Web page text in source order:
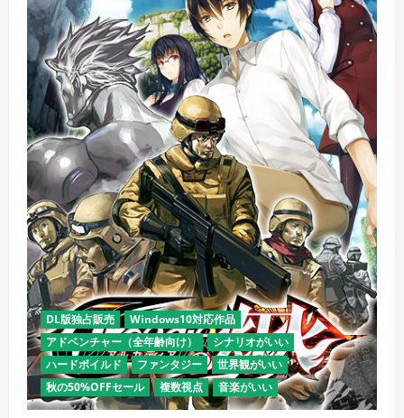
王
オ
リ
ジ
ナ
ル
サ
ウ
ン
ド
ト
ラ
ク
付
き
の
詳
細
を
ご
覧
く
だ
さ
い
DL版独占販売
Windows10対応作品
アドベンチャー（全年齢向け）
シナリオがいい
ハードボイルド
ファンタジー
世界観がいい
秋の50%OFFセール
複数視点 音楽がいい